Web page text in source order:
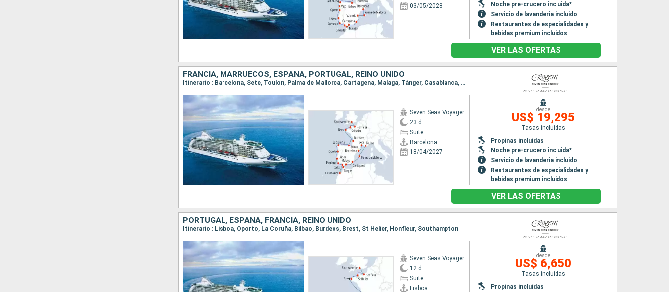
03/05/2028
Noche pre-crucero incluida*
Servicio de lavanderia incluido
Restaurantes de especialidades y
bebidas premium incluidos
VER LAS OFERTAS
FRANCIA, MARRUECOS, ESPAÑA, PORTUGAL, REINO UNIDO
Itinerario : Barcelona, Sete, Toulon, Palma de Mallorca, Cartagena, Malaga, Tánger, Casablanca, Cadiz, Portimao, Lisboa, Oporto, La Coruña, Bilbao, Burdeos, Brest, St Helier, Honfleur, Southampton
Seven Seas Voyager
23 d
Suite
Barcelona
18/04/2027
desde
US$ 19,295
Tasas incluidas
Propinas incluidas
Noche pre-crucero incluida*
Servicio de lavanderia incluido
Restaurantes de especialidades y
bebidas premium incluidos
VER LAS OFERTAS
PORTUGAL, ESPAÑA, FRANCIA, REINO UNIDO
Itinerario : Lisboa, Oporto, La Coruña, Bilbao, Burdeos, Brest, St Helier, Honfleur, Southampton
Seven Seas Voyager
12 d
Suite
Lisboa
desde
US$ 6,650
Tasas incluidas
Propinas incluidas